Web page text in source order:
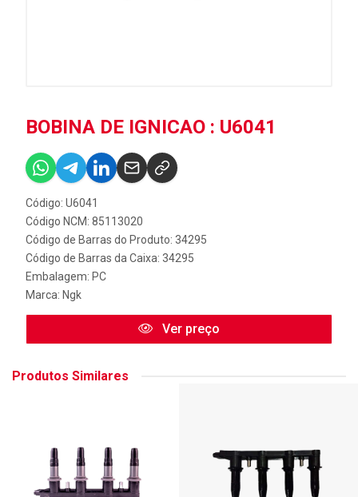
BOBINA DE IGNICAO : U6041
Código: U6041
Código NCM: 85113020
Código de Barras do Produto: 34295
Código de Barras da Caixa: 34295
Embalagem: PC
Marca: Ngk
Ver preço
Produtos Similares